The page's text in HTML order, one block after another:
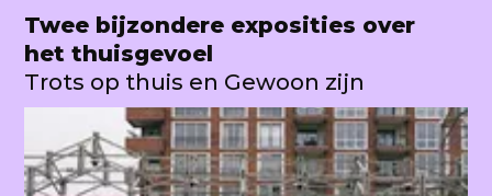
Twee bijzondere exposities over
het thuisgevoel
Trots op thuis en Gewoon zijn